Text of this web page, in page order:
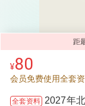
距
¥80
会员免费使用全套
全套资料 2027年